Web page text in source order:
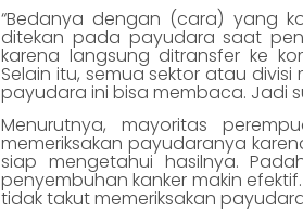
“Bedanya dengan (cara) yang
ditekan pada payudara saat
karena langsung ditransfer ke
Selain itu, semua sektor atau
payudara ini bisa membaca. Jadi
Menurutnya, mayoritas
memeriksakan payudaranya
siap mengetahui hasilnya.
penyembuhan kanker makin
tidak takut memeriksakan